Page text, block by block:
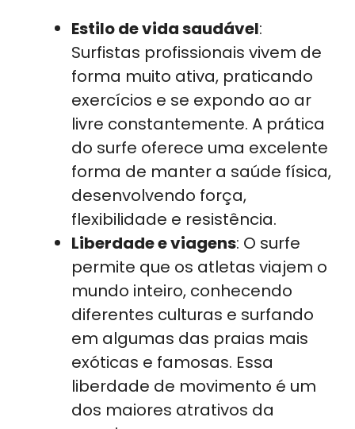
Estilo de vida saudável:
Surfistas profissionais vivem de
forma muito ativa, praticando
exercícios e se expondo ao ar
livre constantemente. A prática
do surfe oferece uma excelente
forma de manter a saúde física,
desenvolvendo força,
flexibilidade e resistência.
Liberdade e viagens: O surfe
permite que os atletas viajem o
mundo inteiro, conhecendo
diferentes culturas e surfando
em algumas das praias mais
exóticas e famosas. Essa
liberdade de movimento é um
dos maiores atrativos da